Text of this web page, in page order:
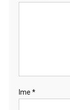
Ime *